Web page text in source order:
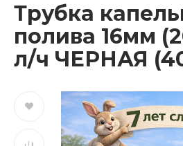
Трубка
полива 16мм
л/ч ЧЕРНАЯ